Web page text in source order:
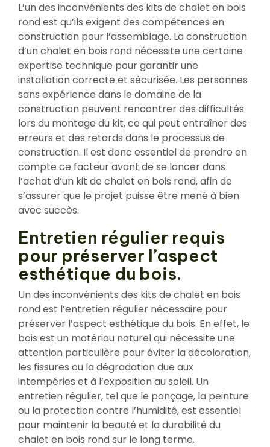
L’un des inconvénients des kits de chalet en bois
rond est qu’ils exigent des compétences en
construction pour l’assemblage. La construction
d’un chalet en bois rond nécessite une certaine
expertise technique pour garantir une
installation correcte et sécurisée. Les personnes
sans expérience dans le domaine de la
construction peuvent rencontrer des difficultés
lors du montage du kit, ce qui peut entraîner des
erreurs et des retards dans le processus de
construction. Il est donc essentiel de prendre en
compte ce facteur avant de se lancer dans
l’achat d’un kit de chalet en bois rond, afin de
s’assurer que le projet puisse être mené à bien
avec succès.
Entretien régulier requis
pour préserver l’aspect
esthétique du bois.
Un des inconvénients des kits de chalet en bois
rond est l’entretien régulier nécessaire pour
préserver l’aspect esthétique du bois. En effet, le
bois est un matériau naturel qui nécessite une
attention particulière pour éviter la décoloration,
les fissures ou la dégradation due aux
intempéries et à l’exposition au soleil. Un
entretien régulier, tel que le ponçage, la peinture
ou la protection contre l’humidité, est essentiel
pour maintenir la beauté et la durabilité du
chalet en bois rond sur le long terme.